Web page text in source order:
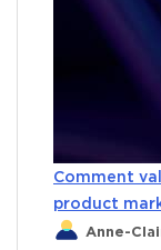
Comment
product
Anne-